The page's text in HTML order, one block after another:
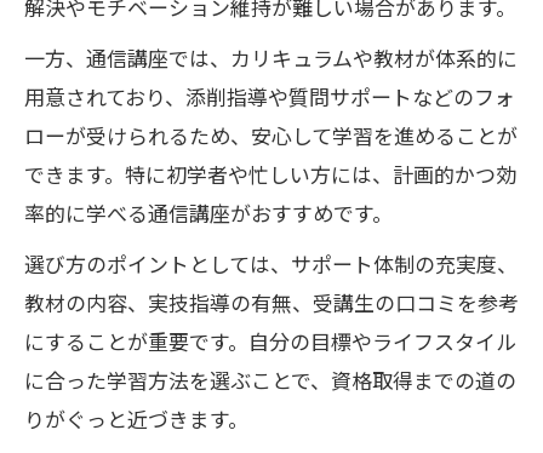
解決やモチベーション維持が難しい場合があります。
一方、通信講座では、カリキュラムや教材が体系的に
用意されており、添削指導や質問サポートなどのフォ
ローが受けられるため、安心して学習を進めることが
できます。特に初学者や忙しい方には、計画的かつ効
率的に学べる通信講座がおすすめです。
選び方のポイントとしては、サポート体制の充実度、
教材の内容、実技指導の有無、受講生の口コミを参考
にすることが重要です。自分の目標やライフスタイル
に合った学習方法を選ぶことで、資格取得までの道の
りがぐっと近づきます。